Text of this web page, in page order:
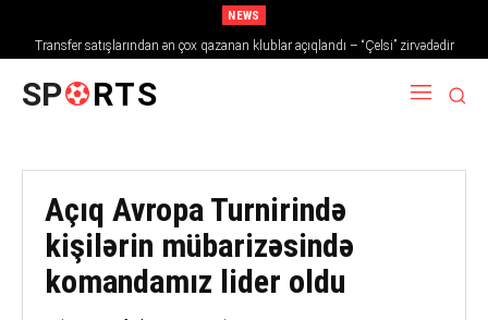
NEWS
Transfer satışlarından ən çox qazanan klublar açıqlandı – “Çelsi” zirvədədir
SP RTS
Açıq Avropa Turnirində
kişilərin mübarizəsində
komandamız lider oldu